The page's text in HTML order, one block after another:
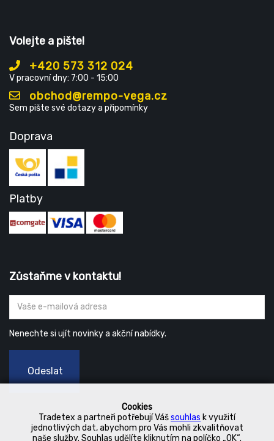
Cookies
Tradetex a partneři potřebují Vášsouhlas k využití
jednotlivých dat, abychom pro Vás mohli zkvalitňovat
naše služby. Souhlas udělíte kliknutím na políčko „OK“.
Volejte a pište!
+420 573 312 024
V pracovní dny: 7:00 - 15:00
obchod@rempo-vega.cz
Sem pište své dotazy a připomínky
Doprava
Platby
Zůstaňme v kontaktu!
Nenechte si ujít novinky a akční nabídky.
Odeslat